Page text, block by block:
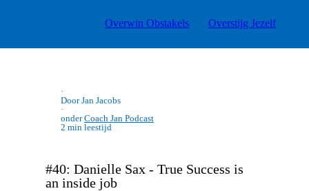
Overwin Obstakels Overstijg Jezelf
·
Door Jan Jacobs
·
onderCoach Jan Podcast
2 min leestijd
#40: Danielle Sax - True Success is
an inside job